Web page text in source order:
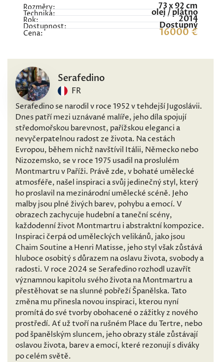
Rozměry: 73 x 92 cm
Technika: olej / plátno
Rok: 2014
Dostupnost: Dostupný
Cena: 16000 €
Serafedino
FR
Serafedino se narodil v roce 1952 v tehdejší Jugoslávii.
Dnes patří mezi uznávané malíře, jeho díla spojují
středomořskou barevnost, pařížskou eleganci a
nevyčerpatelnou radost ze života. Na cestách
Evropou, během nichž navštívil Itálii, Německo nebo
Nizozemsko, se v roce 1975 usadil na proslulém
Montmartru v Paříži. Právě zde, v bohaté umělecké
atmosféře, našel inspiraci a svůj jedinečný styl, který
ho proslavil na mezinárodní umělecké scéně. Jeho
malby jsou plné živých barev, pohybu a emocí. V
obrazech zachycuje hudební a taneční scény,
každodenní život Montmartru i abstraktní kompozice.
Inspiraci čerpá od uměleckých velikánů, jako jsou
Chaim Soutine a Henri Matisse, jeho styl však zůstává
hluboce osobitý s důrazem na oslavu života, svobody a
radosti. V roce 2024 se Serafedino rozhodl uzavřít
významnou kapitolu svého života na Montmartru a
přestěhovat se na slunné pobřeží Španělska. Tato
změna mu přinesla novou inspiraci, kterou nyní
promítá do své tvorby obohacené o zážitky z nového
prostředí. Ať už tvoří na rušném Place du Tertre, nebo
pod španělským sluncem, jeho obrazy stále zůstávají
oslavou života, barev a emocí, které rezonují s diváky
po celém světě.